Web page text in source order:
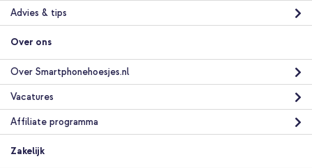
Advies & tips
Over ons
Over Smartphonehoesjes.nl
Vacatures
Affiliate programma
Zakelijk